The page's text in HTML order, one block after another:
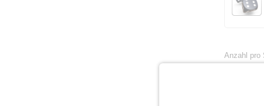
Anzahl pro